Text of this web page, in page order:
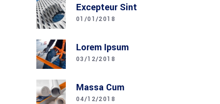
Excepteur Sint
01/01/2018
Lorem Ipsum
03/12/2018
Massa Cum
04/12/2018